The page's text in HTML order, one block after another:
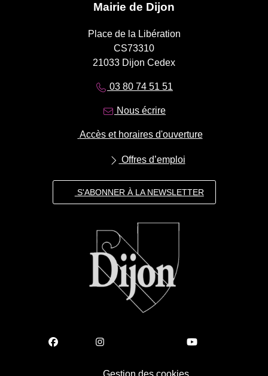
Mairie de Dijon
Place de la Libération
CS73310
21033 Dijon Cedex
03 80 74 51 51
Nous écrire
Accès et horaires d'ouverture
Offres d’emploi
S'ABONNER À LA NEWSLETTER
Gestion des cookies